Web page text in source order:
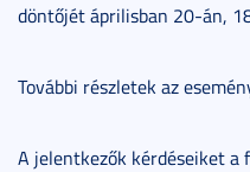
döntőjét áprilisban 20-án,
További részletek az
A jelentkezők kérdéseiket a